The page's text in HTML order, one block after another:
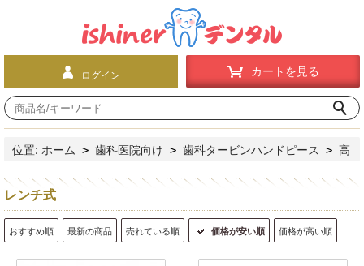
ログイン カートを見る
位置: ホーム > 歯科医院向け > 歯科タービンハンドピース > 高
レンチ式
おすすめ順 最新の商品 売れている順 価格が安い順 価格が高い順